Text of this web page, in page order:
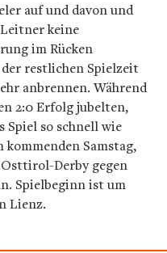
auf und davon und
keine
im Rücken
restlichen Spielzeit
anbrennen. Während
2:0 Erfolg jubelten,
Spiel so schnell wie
kommenden Samstag,
Osttirol-Derby gegen
Spielbeginn ist um
Lienz.